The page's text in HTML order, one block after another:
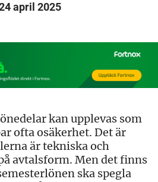
april 2025
kan upplevas som
ofta osäkerhet. Det är
är tekniska och
avtalsform. Men det finns
ska spegla